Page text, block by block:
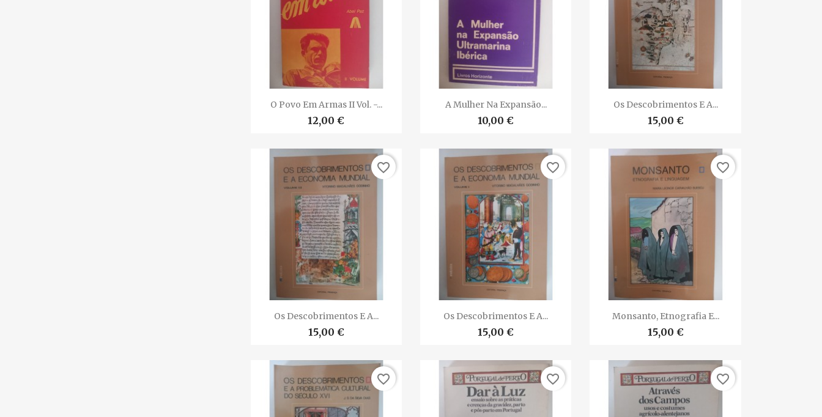
 Vista rápida
O Povo Em Armas II Vol. -...
12,00 €
Vista rápida
A Mulher Na Expansão...
10,00 €
Vista rápida
Os Descobrimentos E A...
15,00 €
Vista rápida
Os Descobrimentos E A...
15,00 €
favorite_border
Vista rápida
Os Descobrimentos E A...
15,00 €
favorite_border
Vista rápida
Monsanto, Etnografia E...
15,00 €
favorite_border
favorite_border favorite_border favorite_border